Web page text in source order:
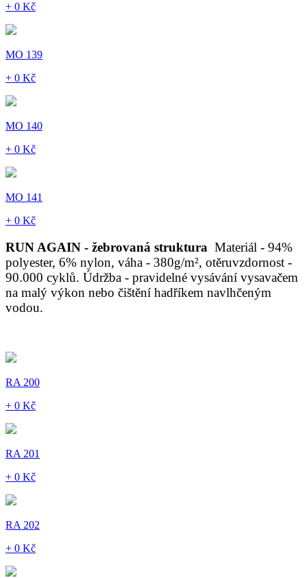
+ 0 Kč
MO 139
+ 0 Kč
MO 140
+ 0 Kč
MO 141
+ 0 Kč
RUN AGAIN - žebrovaná struktura Materiál - 94%
polyester, 6% nylon, váha - 380g/m², otěruvzdornost -
90.000 cyklů. Údržba - pravidelné vysávání vysavačem
na malý výkon nebo čištění hadříkem navlhčeným
vodou.
RA 200
+ 0 Kč
RA 201
+ 0 Kč
RA 202
+ 0 Kč